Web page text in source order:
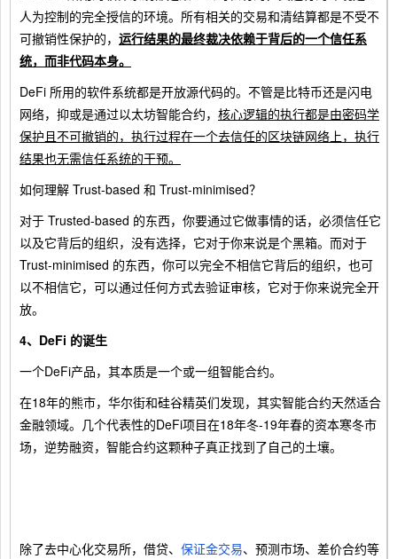
人为控制的完全授信的环境。所有相关的交易和清结算都是不受不
可撤销性保护的， 运行结果的最终裁决依赖于背后的一个信任系
统，而非代码本身。
DeFi 所用的软件系统都是开放源代码的。不管是比特币还是闪电
网络，抑或是通过以太坊智能合约， 核心逻辑的执行都是由密码学
保护且不可撤销的，执行过程在一个去信任的区块链网络上，执行
结果也无需信任系统的干预。
如何理解 Trust-based 和 Trust-minimised？
对于 Trusted-based 的东西，你要通过它做事情的话，必须信任它
以及它背后的组织，没有选择，它对于你来说是个黑箱。而对于
Trust-minimised 的东西，你可以完全不相信它背后的组织，也可
以不相信它，可以通过任何方式去验证审核，它对于你来说完全开
放。
4、DeFi 的诞生
一个DeFi产品，其本质是一个或一组智能合约。
在18年的熊市，华尔街和硅谷精英们发现，其实智能合约天然适合
金融领域。几个代表性的DeFi项目在18年冬-19年春的资本寒冬市
场，逆势融资，智能合约这颗种子真正找到了自己的土壤。
除了去中心化交易所，借贷、 保证金交易、预测市场、差价合约等